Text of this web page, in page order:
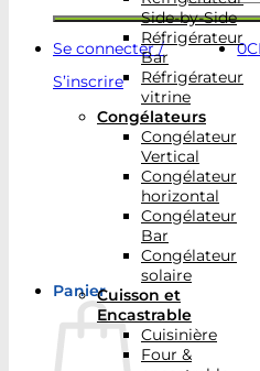
Se connecter /
S’inscrire
0
Panier
Side-by-Side
Réfrigérateur
Bar
Réfrigérateur
vitrine
Congélateurs
Congélateur
Vertical
Congélateur
horizontal
Congélateur
Bar
Congélateur
solaire
Cuisson et
Encastrable
Cuisinière
Four &